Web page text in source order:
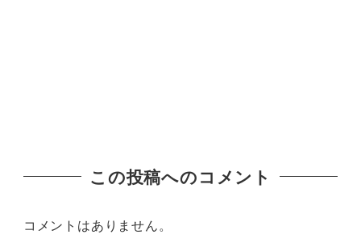
この投稿へのコメント
コメントはありません。